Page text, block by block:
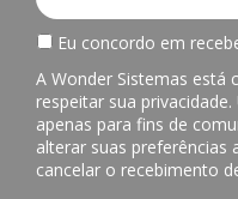
Eu concordo em
A Wonder Sistemas está
respeitar sua
apenas para fins de
alterar suas preferências
cancelar o recebimento